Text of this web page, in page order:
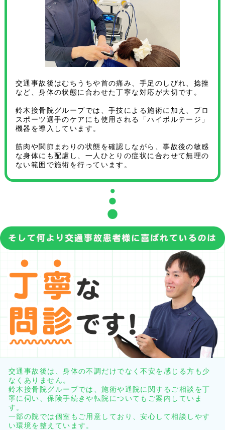
交通事故後はむちうちや首の痛み、手足のしびれ、捻挫
など、身体の状態に合わせた丁寧な対応が大切です。
鈴木接骨院グループでは、手技による施術に加え、プロ
スポーツ選手のケアにも使用される「ハイボルテージ」
機器を導入しています。
筋肉や関節まわりの状態を確認しながら、事故後の敏感
な身体にも配慮し、一人ひとりの症状に合わせて無理の
ない範囲で施術を行っています。
交通事故後は、身体の不調だけでなく不安を感じる方も少
なくありません。
鈴木接骨院グループでは、施術や通院に関するご相談を丁
寧に伺い、保険手続きや転院についてもご案内していま
す。
一部の院では個室もご用意しており、安心して相談しやす
い環境を整えています。